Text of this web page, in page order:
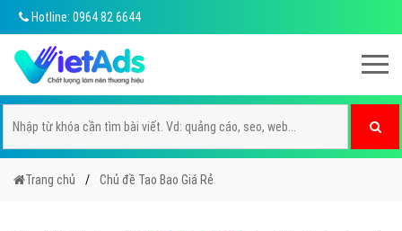
Hotline: 0964 82 6644
Trang chủ Chủ đề Tao Bao Giá Rẻ